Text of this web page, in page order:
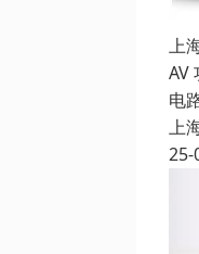
上
AV
电
上
25-